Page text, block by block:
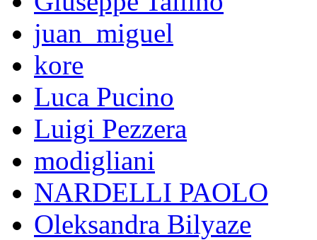
juan_miguel
kore
Luca Pucino
Luigi Pezzera
modigliani
NARDELLI PAOLO
Oleksandra Bilyaze